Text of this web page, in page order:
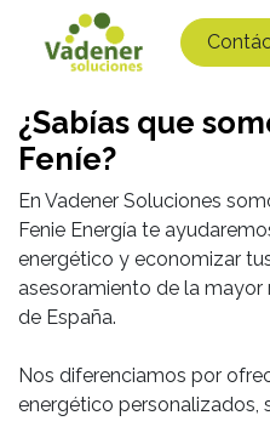
¿Sabías que
Feníe?
En Vadener Soluciones
Fenie Energía te
energético y economizar
asesoramiento de la
de España.
Nos diferenciamos por
energético personalizados,